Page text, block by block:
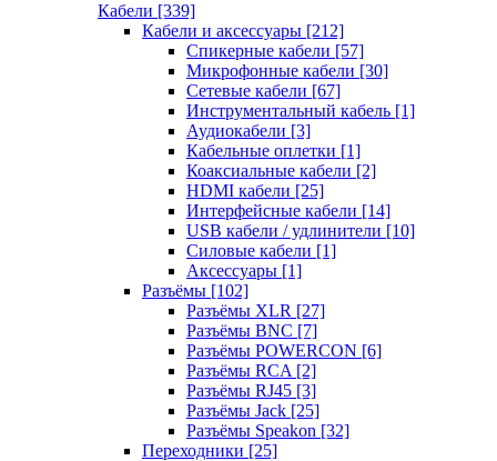
Кабели [339]
Кабели и аксессуары [212]
Спикерные кабели [57]
Микрофонные кабели [30]
Сетевые кабели [67]
Инструментальный кабель [1]
Аудиокабели [3]
Кабельные оплетки [1]
Коаксиальные кабели [2]
HDMI кабели [25]
Интерфейсные кабели [14]
USB кабели / удлинители [10]
Силовые кабели [1]
Аксессуары [1]
Разъёмы [102]
Разъёмы XLR [27]
Разъёмы BNC [7]
Разъёмы POWERCON [6]
Разъёмы RCA [2]
Разъёмы RJ45 [3]
Разъёмы Jack [25]
Разъёмы Speakon [32]
Переходники [25]